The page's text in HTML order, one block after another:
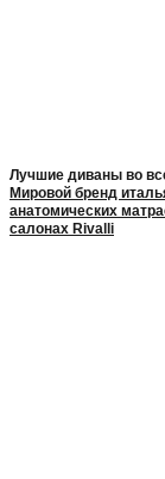
Лучшие диваны во
Мировой бренд
анатомических
салонах Rivalli